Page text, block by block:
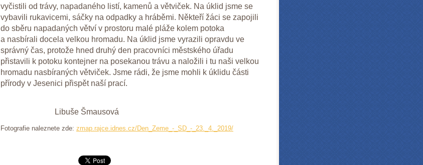
vyčistili od trávy, napadaného listí, kamenů a větviček. Na úklid jsme se
vybavili rukavicemi, sáčky na odpadky a hráběmi. Někteří žáci se zapojili
do sběru napadaných větví v prostoru malé pláže kolem potoka
a nasbírali docela velkou hromadu. Na úklid jsme vyrazili opravdu ve
správný čas, protože hned druhý den pracovníci městského úřadu
přistavili k potoku kontejner na posekanou trávu a naložili i tu naši velkou
hromadu nasbíraných větviček. Jsme rádi, že jsme mohli k úklidu části
přírody v Jesenici přispět naší prací.
Libuše Šmausová
Fotografie naleznete zde: zmap.rajce.idnes.cz/Den_Zeme_-_SD_-_23._4._2019/